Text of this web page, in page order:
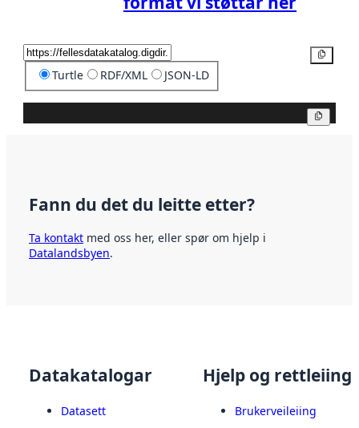
Turtle RDF/XML JSON-LD
Fann du det du leitte etter?
Ta kontakt med oss her, eller spør om hjelp i
Datalandsbyen.
Datakatalogar
Datasett
Hjelp og rettleiing
Brukerveileiing